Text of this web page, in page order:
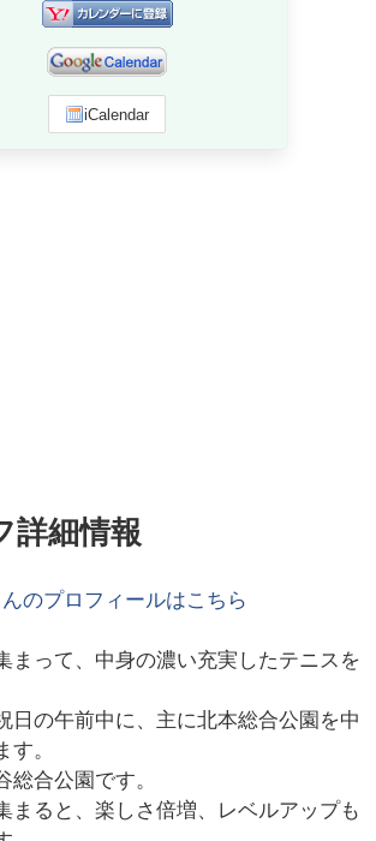
iCalendar
詳細情報
んのプロフィールはこちら
まって、中身の濃い充実したテニスを
日の午前中に、主に北本総合公園を中
。
総合公園です。
まると、楽しさ倍増、レベルアップも